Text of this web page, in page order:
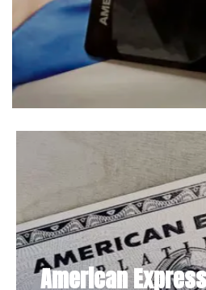
American